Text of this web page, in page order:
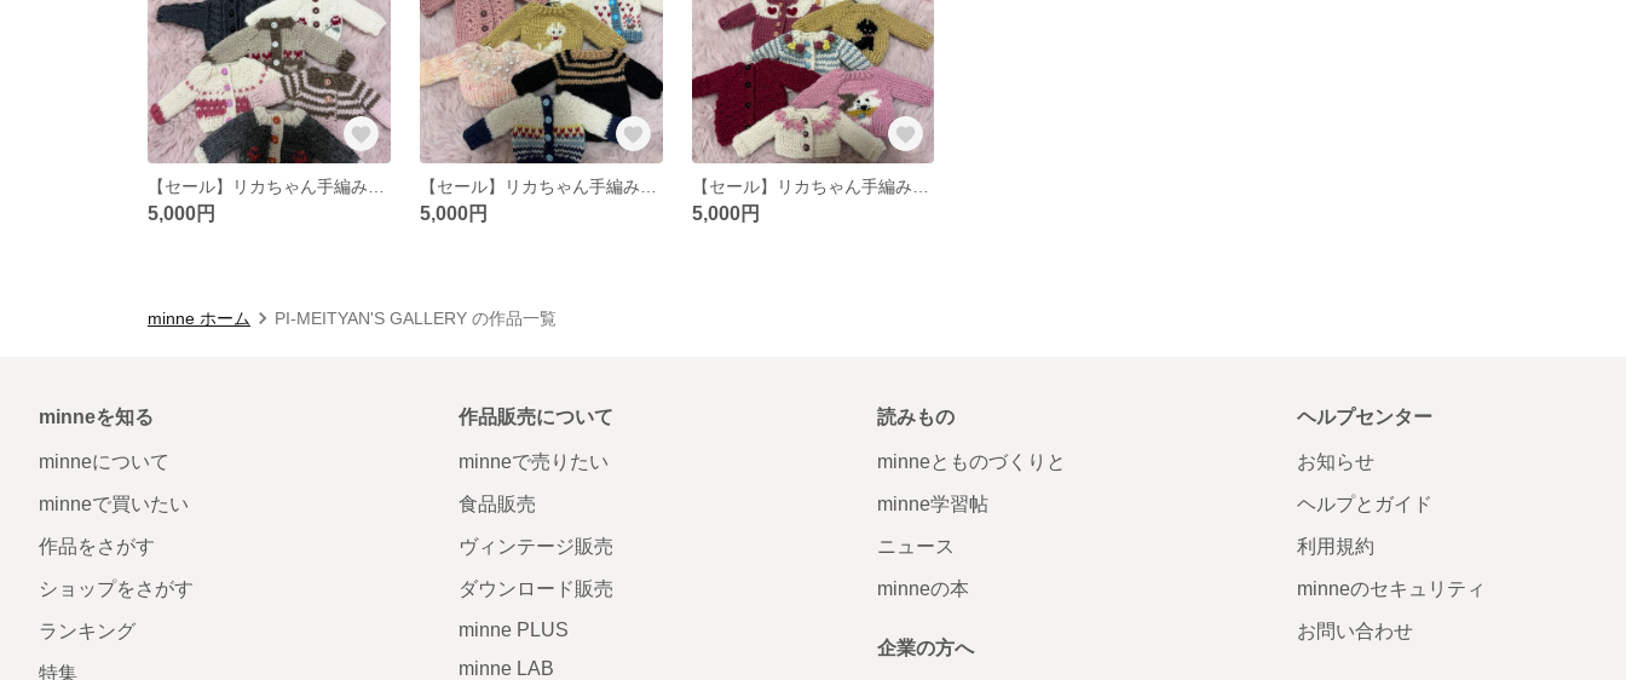
5,000円 5,000円 5,000円
minne ホーム PI-MEITYAN'S GALLERY の作品一覧
minneを知る
minneについて
minneで買いたい
作品をさがす
ショップをさがす
ランキング
特集
作品販売について
minneで売りたい
食品販売
ヴィンテージ販売
ダウンロード販売
minne PLUS
minne LAB
読みもの
minneとものづくりと
minne学習帖
ニュース
minneの本
企業の方へ
ヘルプセンター
お知らせ
ヘルプとガイド
利用規約
minneのセキュリティ
お問い合わせ